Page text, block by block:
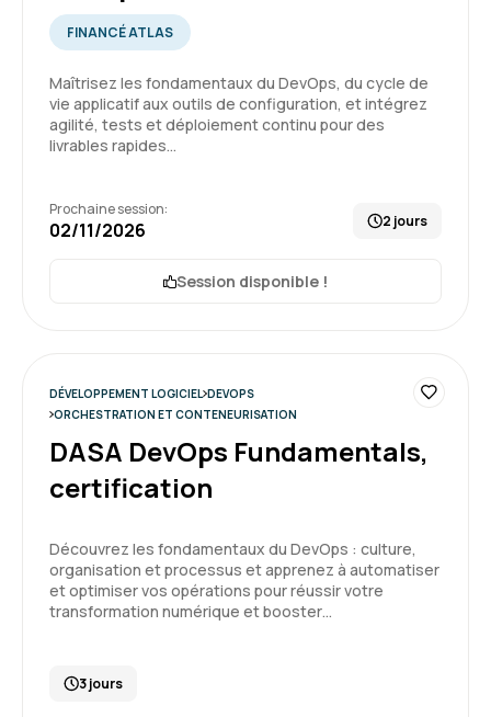
conteneurs
FOURNIS L.
Bonne aperçu de Kubernetes et de son
application avec un bon ratio entre les
Julien L. Le
N'étant pas du tout devOps je venais apprendre
être en mesure d'intervenir sur des éléments
en cas d'absence de ces derniers et pour ça, il
faut comprendre la structuration d'un outil
comme Kubernetes.
et de très bonne qualité.
FINANCÉ ATLAS
Maîtrisez les fondamentaux du DevOps, du cycle de
vie applicatif aux outils de configuration, et intégrez
agilité, tests et déploiement continu pour des
livrables rapides…
Prochaine session:
02/11/2026 2 jours
Session disponible !
DÉVELOPPEMENT LOGICIEL DEVOPS
ORCHESTRATION ET CONTENEURISATION
DASA DevOps Fundamentals,
certification
Découvrez les fondamentaux du DevOps : culture,
organisation et processus et apprenez à automatiser
et optimiser vos opérations pour réussir votre
transformation numérique et booster…
3 jours